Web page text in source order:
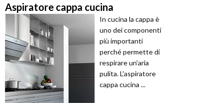
Aspiratore cappa cucina
In cucina la cappa è
uno dei componenti
più importanti
perché permette di
respirare un'aria
pulita. L'aspiratore
cappa cucina ...